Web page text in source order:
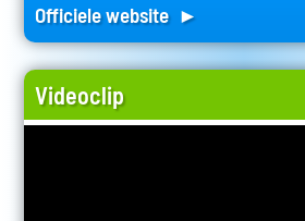
Officiele website ►
Videoclip